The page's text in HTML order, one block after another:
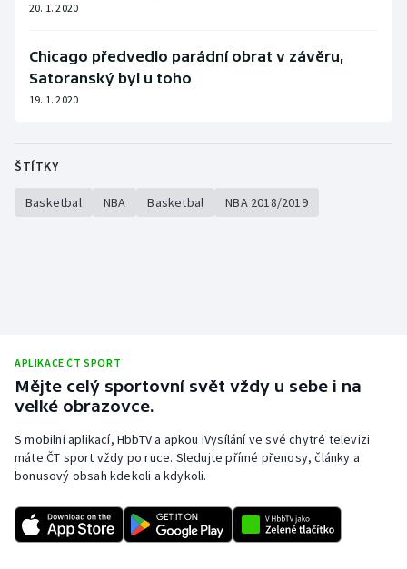
Veslování
Vodní slalom
Volejbal
20. 1. 2020
Chicago předvedlo parádní obrat v závěru,
Satoranský byl u toho
19. 1. 2020
ŠTÍTKY
Basketbal NBA Basketbal NBA 2018/2019
APLIKACE ČT SPORT
Mějte celý sportovní svět vždy u sebe i na
velké obrazovce.
S mobilní aplikací, HbbTV a apkou iVysílání ve své chytré televizi
máte ČT sport vždy po ruce. Sledujte přímé přenosy, články a
bonusový obsah kdekoli a kdykoli.